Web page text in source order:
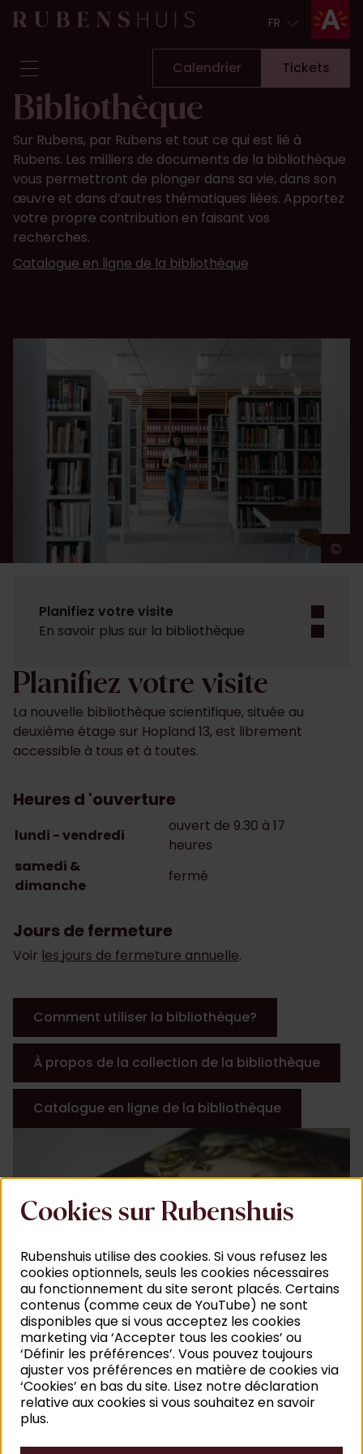
FR
Visite
À voir & à faire
Rénovations
Histoires
Collection et recherche
Questions & Réponses
Bulletin d'information
Calendrier Tickets
Bibliothèque
Sur Rubens, par Rubens et tout ce qui est lié à
Rubens. Les milliers de documents de la bibliothèque
vous permettront de plonger dans sa vie, dans son
œuvre et dans d’autres thématiques liées. Apportez
votre propre contribution en faisant vos
recherches.
Catalogue en ligne de la bibliothèque
©
Planifiez votre visite
La nouvelle bibliothèque scientifique, située au
deuxième étage sur Hopland 13, est librement
accessible à tous et à toutes.
Heures d 'ouverture
lundi - vendredi
ouvert de 9.30 à 17
heures
samedi &
dimanche
fermé
Jours de fermeture
Voir les jours de fermeture annuelle.
Comment utiliser la bibliothèque?
À propos de la collection de la bibliothèque
Catalogue en ligne de la bibliothèque
Planifiez votre visite
En savoir plus sur la bibliothèque
Cookies sur Rubenshuis
Rubenshuis utilise des cookies. Si vous refusez les
cookies optionnels, seuls les cookies nécessaires
au fonctionnement du site seront placés. Certains
contenus (comme ceux de YouTube) ne sont
disponibles que si vous acceptez les cookies
marketing via ‘Accepter tous les cookies’ ou
‘Définir les préférences’. Vous pouvez toujours
ajuster vos préférences en matière de cookies via
‘Cookies’ en bas du site. Lisez notre déclaration
relative aux cookies si vous souhaitez en savoir
plus.